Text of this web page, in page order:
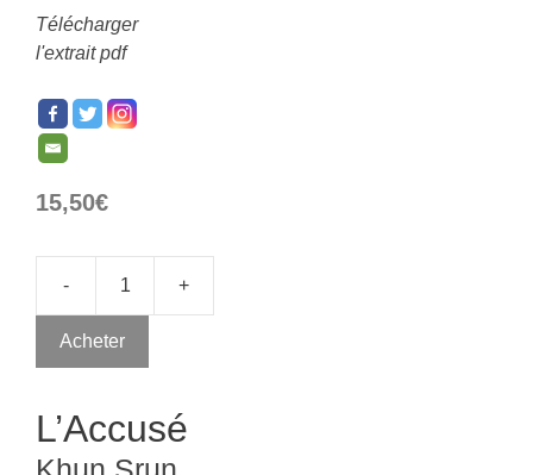
Télécharger
l'extrait pdf
15,50€
- +
Acheter
L’Accusé